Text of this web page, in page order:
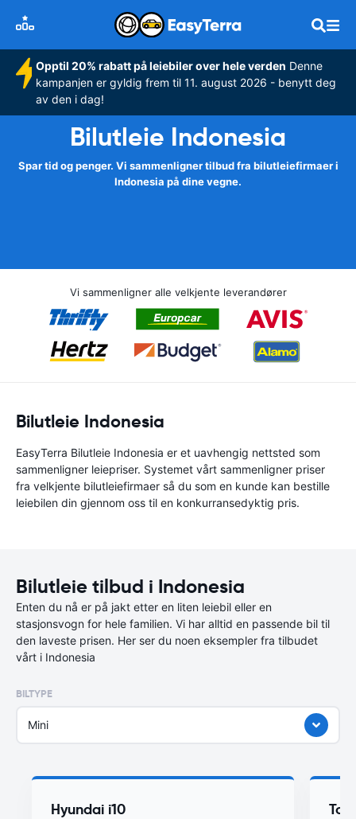
Opptil 20% rabatt på leiebiler over hele verden Denne
kampanjen er gyldig frem til 11. august 2026 - benytt deg
av den i dag!
Bilutleie Indonesia
Spar tid og penger. Vi sammenligner tilbud fra bilutleiefirmaer i
Indonesia på dine vegne.
Vi sammenligner alle velkjente leverandører
Bilutleie Indonesia
EasyTerra Bilutleie Indonesia er et uavhengig nettsted som
sammenligner leiepriser. Systemet vårt sammenligner priser
fra velkjente bilutleiefirmaer så du som en kunde kan bestille
leiebilen din gjennom oss til en konkurransedyktig pris.
Bilutleie tilbud i Indonesia
Enten du nå er på jakt etter en liten leiebil eller en
stasjonsvogn for hele familien. Vi har alltid en passende bil til
den laveste prisen. Her ser du noen eksempler fra tilbudet
vårt i Indonesia
BILTYPE
Mini
Hyundai i10